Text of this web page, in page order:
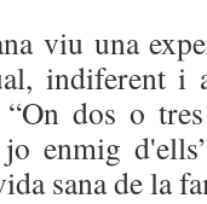
viu una
indiferent i
dos o
enmig
sana de la